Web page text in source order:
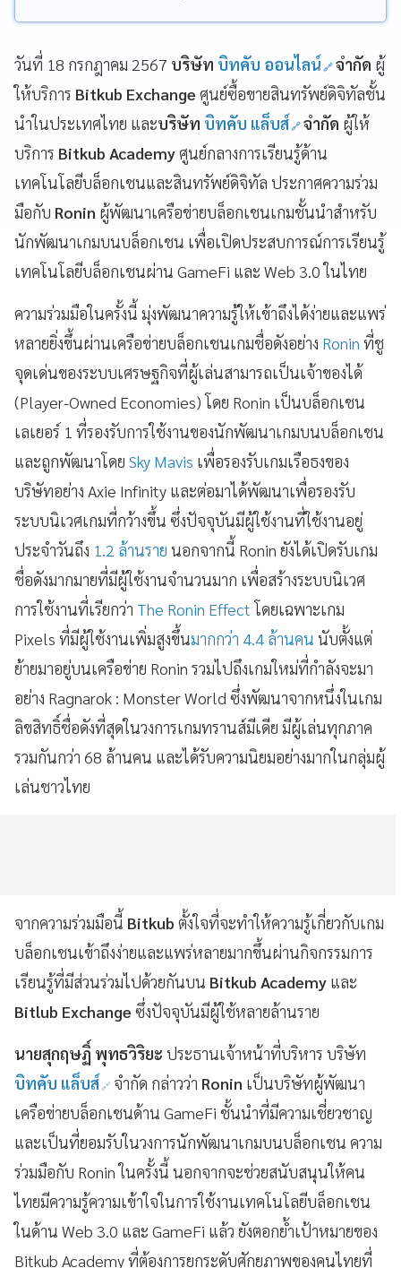
วันที่ 18 กรกฎาคม 2567 บริษัท บิทคับ ออนไลน์ จำกัด ผู้
ให้บริการ Bitkub Exchange ศูนย์ซื้อขายสินทรัพย์ดิจิทัลชั้น
นำในประเทศไทย และบริษัท บิทคับ แล็บส์ จำกัด ผู้ให้
บริการ Bitkub Academyศูนย์กลางการเรียนรู้ด้าน
เทคโนโลยีบล็อกเชนและสินทรัพย์ดิจิทัล ประกาศความร่วม
มือกับ Ronin ผู้พัฒนาเครือข่ายบล็อกเชนเกมชั้นนำสำหรับ
นักพัฒนาเกมบนบล็อกเชน เพื่อเปิดประสบการณ์การเรียนรู้
เทคโนโลยีบล็อกเชนผ่าน GameFi และ Web 3.0 ในไทย
ความร่วมมือในครั้งนี้ มุ่งพัฒนาความรู้ให้เข้าถึงได้ง่ายและแพร่
หลายยิ่งขึ้นผ่านเครือข่ายบล็อกเชนเกมชื่อดังอย่าง Ronin ที่ชู
จุดเด่นของระบบเศรษฐกิจที่ผู้เล่นสามารถเป็นเจ้าของได้
(Player-Owned Economies) โดย Ronin เป็นบล็อกเชน
เลเยอร์ 1 ที่รองรับการใช้งานของนักพัฒนาเกมบนบล็อกเชน
และถูกพัฒนาโดย Sky Mavis เพื่อรองรับเกมเรือธงของ
บริษัทอย่าง Axie Infinity และต่อมาได้พัฒนาเพื่อรองรับ
ระบบนิเวศเกมที่กว้างขึ้น ซึ่งปัจจุบันมีผู้ใช้งานที่ใช้งานอยู่
ประจำวันถึง 1.2 ล้านราย นอกจากนี้ Ronin ยังได้เปิดรับเกม
ชื่อดังมากมายที่มีผู้ใช้งานจำนวนมาก เพื่อสร้างระบบนิเวศ
การใช้งานที่เรียกว่า The Ronin Effectโดยเฉพาะเกม
Pixels ที่มีผู้ใช้งานเพิ่มสูงขึ้นมากกว่า 4.4 ล้านคน นับตั้งแต่
ย้ายมาอยู่บนเครือข่าย Ronin รวมไปถึงเกมใหม่ที่กำลังจะมา
อย่าง Ragnarok : Monster World ซึ่งพัฒนาจากหนึ่งในเกม
ลิขสิทธิ์ชื่อดังที่สุดในวงการเกมทรานส์มีเดีย มีผู้เล่นทุกภาค
รวมกันกว่า 68 ล้านคน และได้รับความนิยมอย่างมากในกลุ่มผู้
เล่นชาวไทย
จากความร่วมมือนี้ Bitkub ตั้งใจที่จะทำให้ความรู้เกี่ยวกับเกม
บล็อกเชนเข้าถึงง่ายและแพร่หลายมากขึ้นผ่านกิจกรรมการ
เรียนรู้ที่มีส่วนร่วมไปด้วยกันบน Bitkub Academy และ
Bitlub Exchange ซึ่งปัจจุบันมีผู้ใช้หลายล้านราย
นายสุกฤษฏิ์ พุทธวิริยะ ประธานเจ้าหน้าที่บริหาร บริษัท
บิทคับ แล็บส์ จำกัด กล่าวว่า Ronin เป็นบริษัทผู้พัฒนา
เครือข่ายบล็อกเชนด้าน GameFi ชั้นนำที่มีความเชี่ยวชาญ
และเป็นที่ยอมรับในวงการนักพัฒนาเกมบนบล็อกเชน ความ
ร่วมมือกับ Ronin ในครั้งนี้ นอกจากจะช่วยสนับสนุนให้คน
ไทยมีความรู้ความเข้าใจในการใช้งานเทคโนโลยีบล็อกเชน
ในด้าน Web 3.0 และ GameFi แล้ว ยังตอกย้ำเป้าหมายของ
Bitkub Academy ที่ต้องการยกระดับศักยภาพของคนไทยที่